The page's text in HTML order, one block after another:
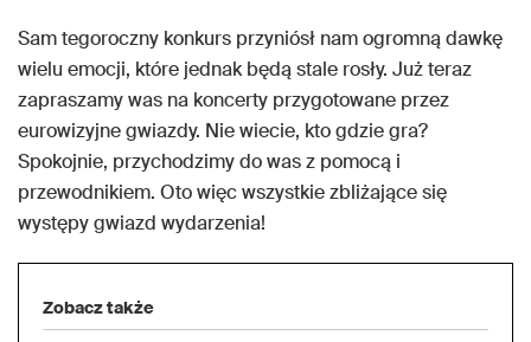
Sam tegoroczny konkurs przyniósł nam ogromną dawkę
wielu emocji, które jednak będą stale rosły. Już teraz
zapraszamy was na koncerty przygotowane przez
eurowizyjne gwiazdy. Nie wiecie, kto gdzie gra?
Spokojnie, przychodzimy do was z pomocą i
przewodnikiem. Oto więc wszystkie zbliżające się
występy gwiazd wydarzenia!
Zobacz także